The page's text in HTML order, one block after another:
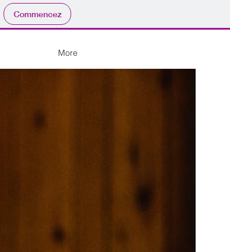
Commencez
More